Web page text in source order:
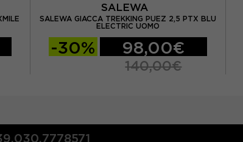
SALEWA
SALEWA GIACCA TREKKING PUEZ 2,5 PTX BLU
ELECTRIC UOMO
-30% 98,00€
140,00€